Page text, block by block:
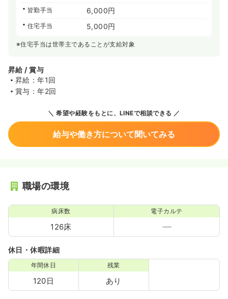
皆勤手当 6,000円
住宅手当 5,000円
※住宅手当は世帯主であることが支給対象
昇給 / 賞与
昇給：年1回
賞与：年2回
希望や経験をもとに、LINEで相談できる
給与や働き方について聞いてみる
職場の環境
病床数
126床
電子カルテ
休日・休暇詳細
年間休日
120日
残業
あり